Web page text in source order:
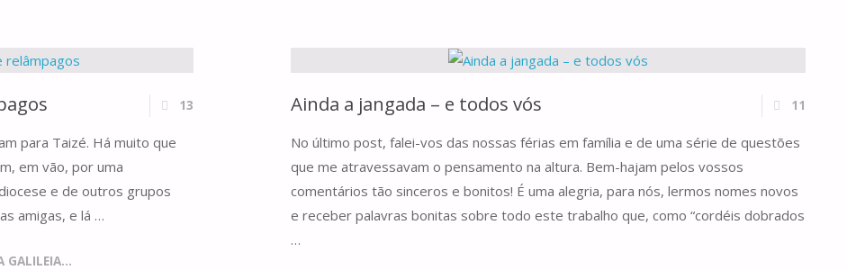
13
para Taizé. Há muito que
em vão, por uma
e de outros grupos
amigas, e lá …
GALILEIA...
Ainda a jangada – e todos vós 11
No último post, falei-vos das nossas férias em família e de uma série de questões
que me atravessavam o pensamento na altura. Bem-hajam pelos vossos
comentários tão sinceros e bonitos! É uma alegria, para nós, lermos nomes novos
e receber palavras bonitas sobre todo este trabalho que, como “cordéis dobrados
…